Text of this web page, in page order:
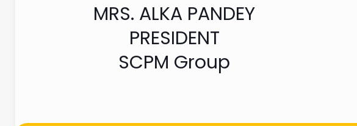
MRS. ALKA PANDEY
PRESIDENT
SCPM Group